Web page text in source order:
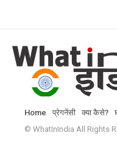
Home प्रेगनेंसी क्या कैसे?
© WhatInIndia All Rights